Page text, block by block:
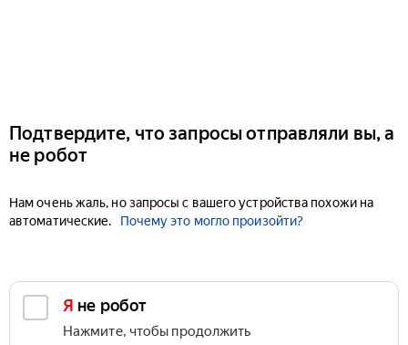
Подтвердите, что запросы отправляли вы, а
не робот
Нам очень жаль, но запросы с вашего устройства похожи на
автоматические.
Почему это могло произойти?
Я не робот
Нажмите, чтобы продолжить